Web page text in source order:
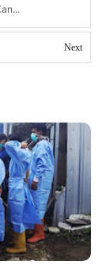
Next